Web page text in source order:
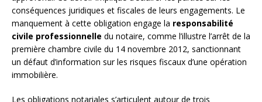
conséquences juridiques et fiscales de leurs engagements. Le
manquement à cette obligation engage la responsabilité
civile professionnelle du notaire, comme l’illustre l’arrêt de la
première chambre civile du 14 novembre 2012, sanctionnant
un défaut d’information sur les risques fiscaux d’une opération
immobilière.
Les obligations notariales s’articulent autour de trois